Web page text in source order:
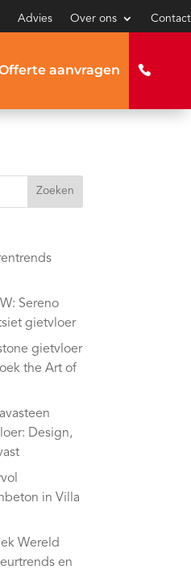
Advies Over ons Contact
aanvragen
Zoeken
Sereno
gietvloer
gietvloer
the Art of
Design,
in Villa
Wereld
en